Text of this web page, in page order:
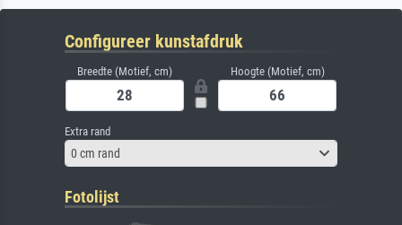
Configureer kunstafdruk
Breedte (Motief, cm) Hoogte (Motief, cm)
Extra rand
0 cm rand
Fotolijst